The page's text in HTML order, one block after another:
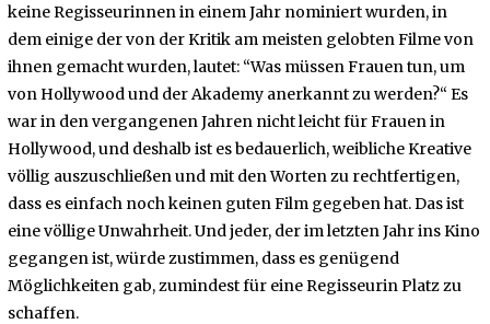
keine Regisseurinnen in einem Jahr nominiert wurden, in
dem einige der von der Kritik am meisten gelobten Filme von
ihnen gemacht wurden, lautet: “Was müssen Frauen tun, um
von Hollywood und der Akademy anerkannt zu werden?“ Es
war in den vergangenen Jahren nicht leicht für Frauen in
Hollywood, und deshalb ist es bedauerlich, weibliche Kreative
völlig auszuschließen und mit den Worten zu rechtfertigen,
dass es einfach noch keinen guten Film gegeben hat. Das ist
eine völlige Unwahrheit. Und jeder, der im letzten Jahr ins Kino
gegangen ist, würde zustimmen, dass es genügend
Möglichkeiten gab, zumindest für eine Regisseurin Platz zu
schaffen.